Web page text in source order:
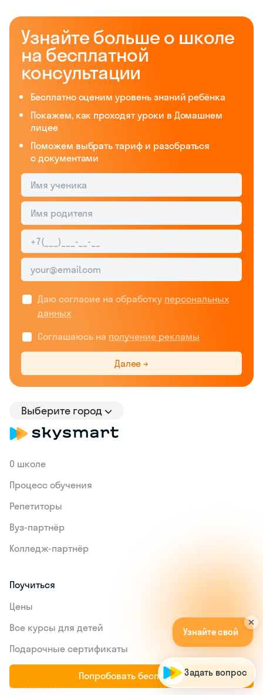
Попробовать бесплатно
Узнайте больше о школе
на бесплатной
консультации
Бесплатно оценим уровень знаний ребёнка
Покажем, как проходят уроки в Домашнем
лицее
Поможем выбрать тариф и разобраться
с документами
Даю согласие на обработку персональных
данных
Соглашаюсь на получение рекламы
Далее →
Выберите город
О школе
Процесс обучения
Репетиторы
Вуз-партнёр
Колледж-партнёр
Поучиться
Цены
Все курсы для детей
Подарочные сертификаты
Полезности
ьзнаний
бесп